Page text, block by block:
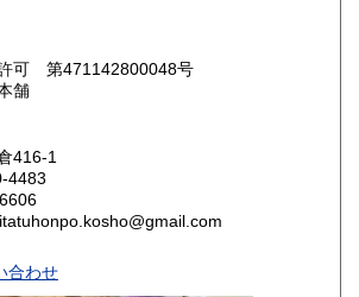
800円 島根県
800円
800円 愛媛県
800円
可 第471142800048号
舗
416-1
4483
合わせ